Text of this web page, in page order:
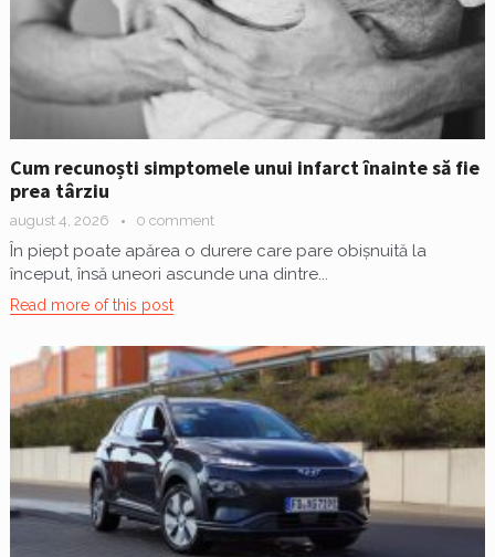
Cum recunoști simptomele unui infarct înainte să fie
prea târziu
august 4, 2026 0 comment
În piept poate apărea o durere care pare obișnuită la
început, însă uneori ascunde una dintre...
Read more of this post